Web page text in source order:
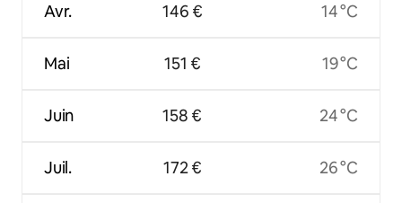
Avr.
Mai
Juin
Juil.
146 €
151 €
158 €
172 €
14 °C
19 °C
24 °C
26 °C